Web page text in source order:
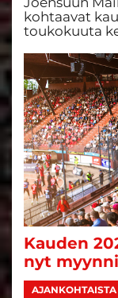
kohtaavat
toukokuuta
Kauden
nyt
AJANKOHTAISTA